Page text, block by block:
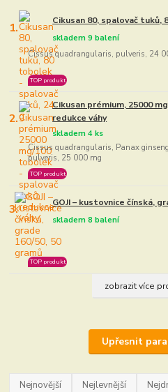
1. Cikusan 80, spalovač
Cissus quadrangularis, pulveris, 24
skladem 9 balení
TOP produkt
2.
Cikusan prémium, 25000
redukce váhy
Cissus quadrangularis, Panax
pulveris, 25 000 mg
skladem 4 ks
TOP produkt
3. GOJI – kustovnice čínská,
skladem 8 balení
TOP produkt
zobrazit více
Upřesnit
Nejnovější Nejlevnější